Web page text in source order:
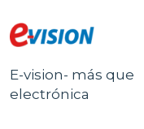
E-vision- más que
electrónica